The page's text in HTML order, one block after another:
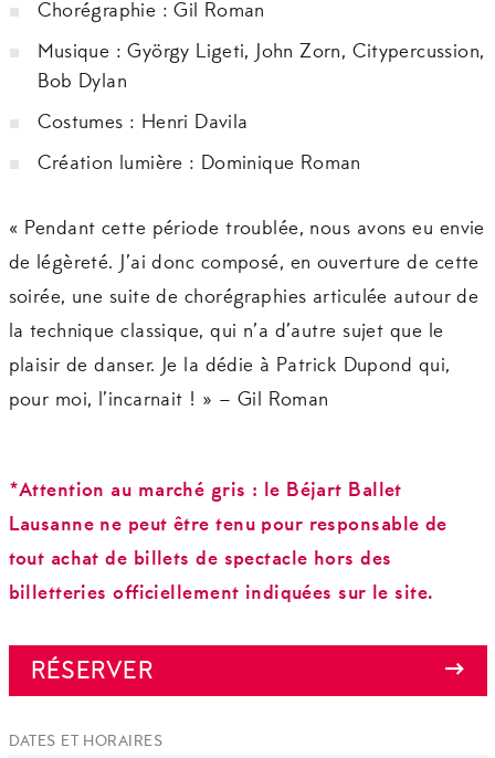
Chorégraphie : Gil Roman
Musique : György Ligeti, John Zorn, Citypercussion,
Bob Dylan
Costumes : Henri Davila
Création lumière : Dominique Roman
« Pendant cette période troublée, nous avons eu envie
de légèreté. J’ai donc composé, en ouverture de cette
soirée, une suite de chorégraphies articulée autour de
la technique classique, qui n’a d’autre sujet que le
plaisir de danser. Je la dédie à Patrick Dupond qui,
pour moi, l’incarnait ! » – Gil Roman
*Attention au marché gris : le Béjart Ballet
Lausanne ne peut être tenu pour responsable de
tout achat de billets de spectacle hors des
billetteries officiellement indiquées sur le site.
RÉSERVER
DATES ET HORAIRES